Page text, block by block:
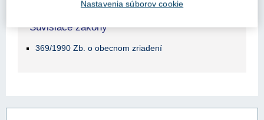
Súvisiace zákony
369/1990 Zb. o obecnom zriadení
Nastavenia súborov cookie